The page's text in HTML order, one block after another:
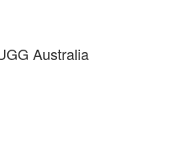
Australia